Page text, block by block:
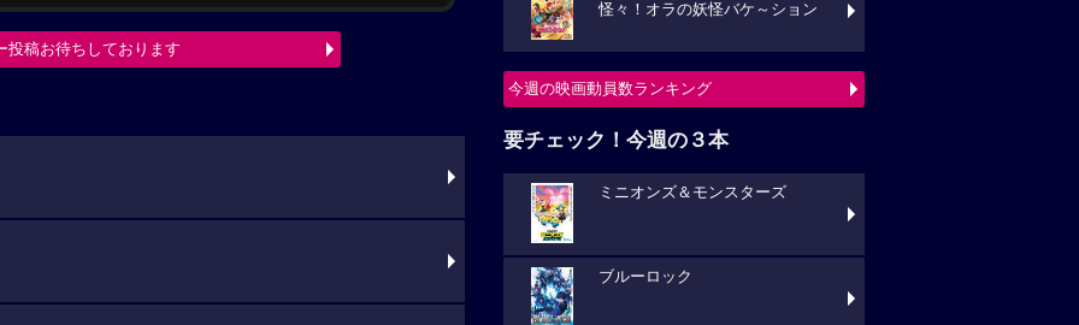
投稿お待ちしております
怪々！オラの妖怪バケ～ション
今週の映画動員数ランキング
要チェック！今週の３本
ミニオンズ＆モンスターズ
ブルーロック